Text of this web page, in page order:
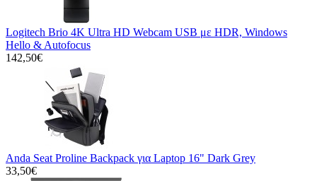
Logitech Brio 4K Ultra HD Webcam USB με HDR, Windows
Hello & Autofocus
142,50€
Anda Seat Proline Backpack για Laptop 16" Dark Grey
33,50€